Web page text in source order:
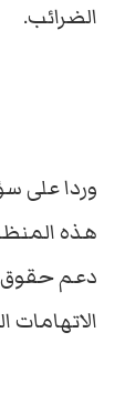
الضرائب.
وردا على
هذه
دعم حقوق
الاتهامات